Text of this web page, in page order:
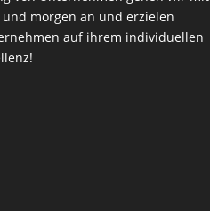
morgen an und erzielen
auf ihrem individuellen